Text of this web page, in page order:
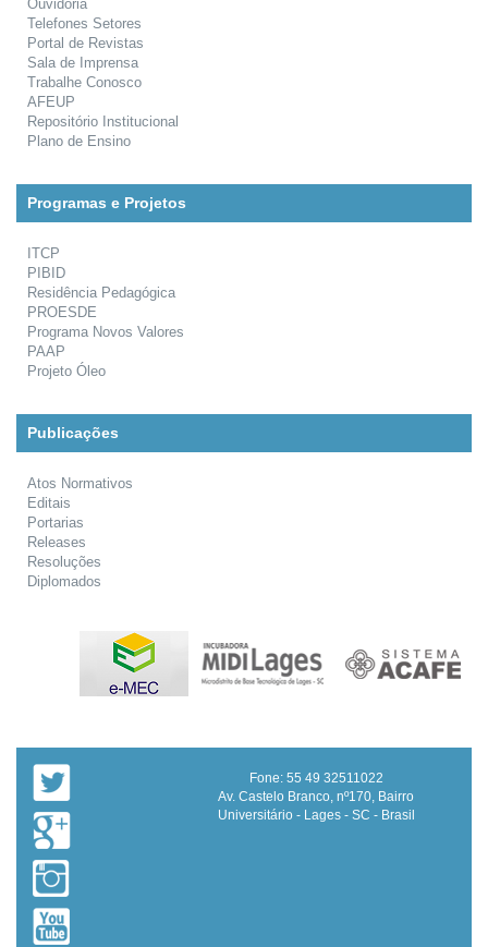
Ouvidoria
Telefones Setores
Portal de Revistas
Sala de Imprensa
Trabalhe Conosco
AFEUP
Repositório Institucional
Plano de Ensino
Programas e Projetos
ITCP
PIBID
Residência Pedagógica
PROESDE
Programa Novos Valores
PAAP
Projeto Óleo
Publicações
Atos Normativos
Editais
Portarias
Releases
Resoluções
Diplomados
Fone: 55 49 32511022
Av. Castelo Branco, nº170, Bairro
Universitário - Lages - SC - Brasil